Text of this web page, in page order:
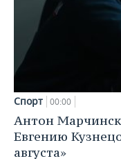
Спорт 00:00
Антон
Евгению
августа»